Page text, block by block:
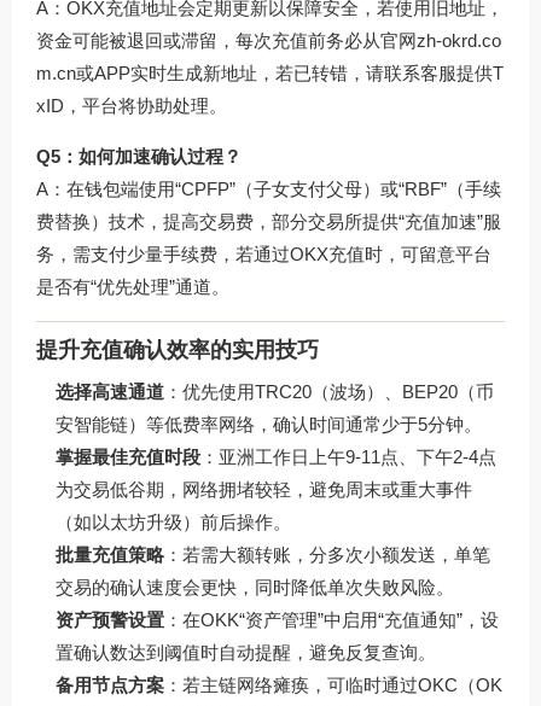
A：OKX充值地址会定期更新以保障安全，若使用旧地址，
资金可能被退回或滞留，每次充值前务必从官网zh-okrd.co
m.cn或APP实时生成新地址，若已转错，请联系客服提供T
xID，平台将协助处理。
Q5：如何加速确认过程？
A：在钱包端使用“CPFP”（子女支付父母）或“RBF”（手续
费替换）技术，提高交易费，部分交易所提供“充值加速”服
务，需支付少量手续费，若通过OKX充值时，可留意平台
是否有“优先处理”通道。
提升充值确认效率的实用技巧
选择高速通道 ：优先使用TRC20（波场）、BEP20（币
安智能链）等低费率网络，确认时间通常少于5分钟。
掌握最佳充值时段 ：亚洲工作日上午9-11点、下午2-4点
为交易低谷期，网络拥堵较轻，避免周末或重大事件
（如以太坊升级）前后操作。
批量充值策略 ：若需大额转账，分多次小额发送，单笔
交易的确认速度会更快，同时降低单次失败风险。
资产预警设置 ：在OKK“资产管理”中启用“充值通知”，设
置确认数达到阈值时自动提醒，避免反复查询。
备用节点方案 ：若主链网络瘫痪，可临时通过OKC（OK